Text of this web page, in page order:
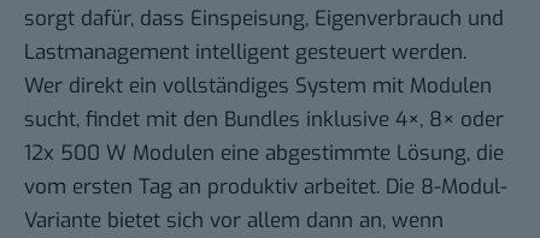
sorgt dafür, dass Einspeisung, Eigenverbrauch und
Lastmanagement intelligent gesteuert werden.
Wer direkt ein vollständiges System mit Modulen
sucht, findet mit den Bundles inklusive 4×, 8× oder
12x 500 W Modulen eine abgestimmte Lösung, die
vom ersten Tag an produktiv arbeitet. Die 8-Modul-
Variante bietet sich vor allem dann an, wenn